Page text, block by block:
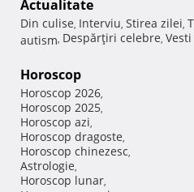
Actualitate
Din culise, Interviu, Stirea zilei,
autism, Despărţiri celebre,
Horoscop
Horoscop 2026,
Horoscop 2025,
Horoscop azi,
Horoscop dragoste,
Horoscop chinezesc,
Astrologie,
Horoscop lunar,